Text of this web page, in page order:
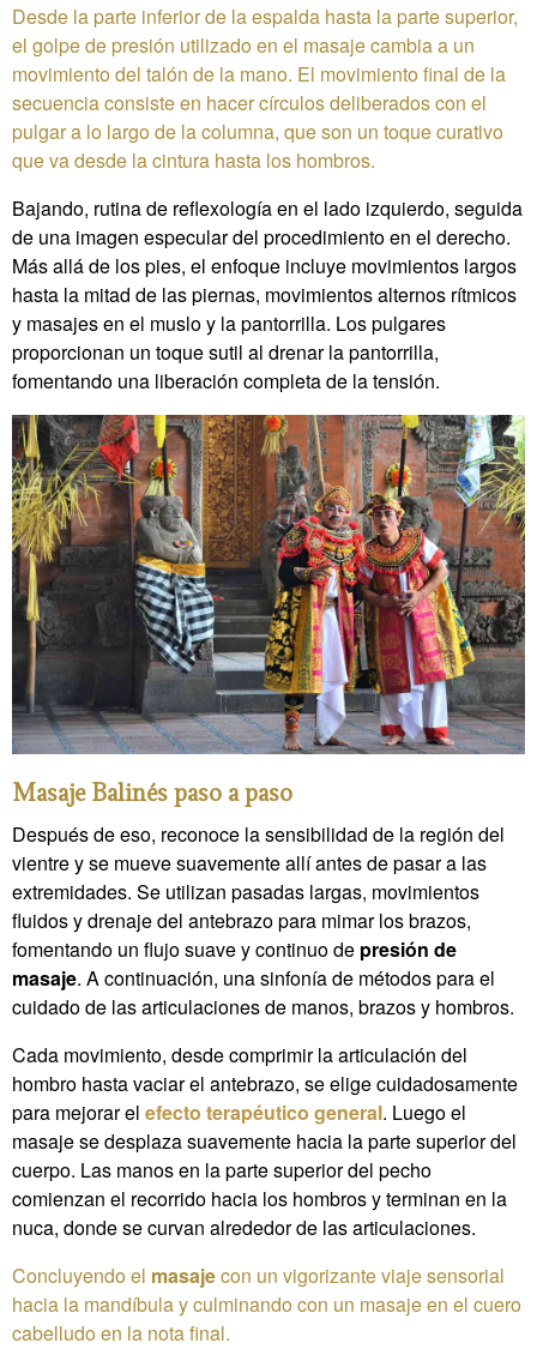
Desde la parte inferior de la espalda hasta la parte superior,
el golpe de presión utilizado en el masaje cambia a un
movimiento del talón de la mano. El movimiento final de la
secuencia consiste en hacer círculos deliberados con el
pulgar a lo largo de la columna, que son un toque curativo
que va desde la cintura hasta los hombros.
Bajando, rutina de reflexología en el lado izquierdo, seguida
de una imagen especular del procedimiento en el derecho.
Más allá de los pies, el enfoque incluye movimientos largos
hasta la mitad de las piernas, movimientos alternos rítmicos
y masajes en el muslo y la pantorrilla. Los pulgares
proporcionan un toque sutil al drenar la pantorrilla,
fomentando una liberación completa de la tensión.
Masaje Balinés paso a paso
Después de eso, reconoce la sensibilidad de la región del
vientre y se mueve suavemente allí antes de pasar a las
extremidades. Se utilizan pasadas largas, movimientos
fluidos y drenaje del antebrazo para mimar los brazos,
fomentando un flujo suave y continuo de presión de
masaje. A continuación, una sinfonía de métodos para el
cuidado de las articulaciones de manos, brazos y hombros.
Cada movimiento, desde comprimir la articulación del
hombro hasta vaciar el antebrazo, se elige cuidadosamente
para mejorar el efecto terapéutico general. Luego el
masaje se desplaza suavemente hacia la parte superior del
cuerpo. Las manos en la parte superior del pecho
comienzan el recorrido hacia los hombros y terminan en la
nuca, donde se curvan alrededor de las articulaciones.
Concluyendo el masajecon un vigorizante viaje sensorial
hacia la mandíbula y culminando con un masaje en el cuero
cabelludo en la nota final.